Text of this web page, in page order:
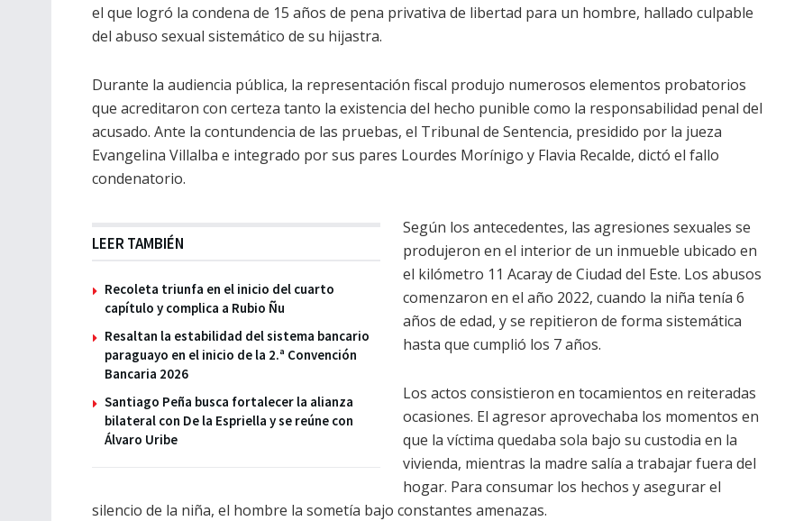
el que logró la condena de 15 años de pena privativa de libertad para un hombre, hallado culpable
del abuso sexual sistemático de su hijastra.
Durante la audiencia pública, la representación fiscal produjo numerosos elementos probatorios
que acreditaron con certeza tanto la existencia del hecho punible como la responsabilidad penal del
acusado. Ante la contundencia de las pruebas, el Tribunal de Sentencia, presidido por la jueza
Evangelina Villalba e integrado por sus pares Lourdes Morínigo y Flavia Recalde, dictó el fallo
condenatorio.
LEER TAMBIÉN
Recoleta triunfa en el inicio del cuarto
capítulo y complica a Rubio Ñu
Resaltan la estabilidad del sistema bancario
paraguayo en el inicio de la 2.ª Convención
Bancaria 2026
Santiago Peña busca fortalecer la alianza
bilateral con De la Espriella y se reúne con
Álvaro Uribe
Según los antecedentes, las agresiones sexuales se
produjeron en el interior de un inmueble ubicado en
el kilómetro 11 Acaray de Ciudad del Este. Los abusos
comenzaron en el año 2022, cuando la niña tenía 6
años de edad, y se repitieron de forma sistemática
hasta que cumplió los 7 años.
Los actos consistieron en tocamientos en reiteradas
ocasiones. El agresor aprovechaba los momentos en
que la víctima quedaba sola bajo su custodia en la
vivienda, mientras la madre salía a trabajar fuera del
hogar. Para consumar los hechos y asegurar el
silencio de la niña, el hombre la sometía bajo constantes amenazas.